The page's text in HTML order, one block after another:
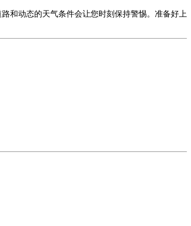
和动态的天气条件会让您时刻保持警惕。准备好上